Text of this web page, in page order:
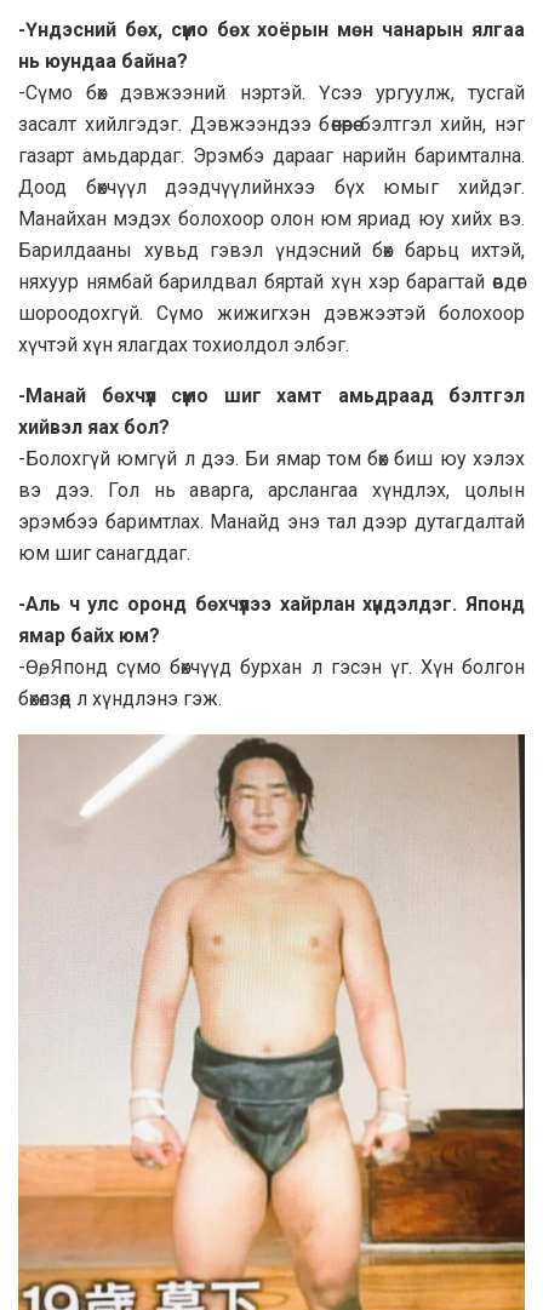
-Үндэсний бөх, сүмо бөх хоёрын мөн чанарын ялгаа
нь юундаа байна?
-Сүмо бөх дэвжээний нэртэй. Үсээ ургуулж, тусгай
засалт хийлгэдэг. Дэвжээндээ бөөнөөрөө бэлтгэл хийн, нэг
газарт амьдардаг. Эрэмбэ дарааг нарийн баримтална.
Доод бөхчүүл дээдчүүлийнхээ бүх юмыг хийдэг.
Манайхан мэдэх болохоор олон юм яриад юу хийх вэ.
Барилдааны хувьд гэвэл үндэсний бөх барьц ихтэй,
няхуур нямбай барилдвал бяртай хүн хэр барагтай өвдөг
шороодохгүй. Сүмо жижигхэн дэвжээтэй болохоор
хүчтэй хүн ялагдах тохиолдол элбэг.
-Манай бөхчүүл сүмо шиг хамт амьдраад бэлтгэл
хийвэл яах бол?
-Болохгүй юмгүй л дээ. Би ямар том бөх биш юу хэлэх
вэ дээ. Гол нь аварга, арслангаа хүндлэх, цолын
эрэмбээ баримтлах. Манайд энэ тал дээр дутагдалтай
юм шиг санагддаг.
-Аль ч улс оронд бөхчүүлээ хайрлан хүндэлдэг. Японд
ямар байх юм?
-Өө, Японд сүмо бөхчүүд бурхан л гэсэн үг. Хүн болгон
бөхөлзөөд л хүндлэнэ гэж.